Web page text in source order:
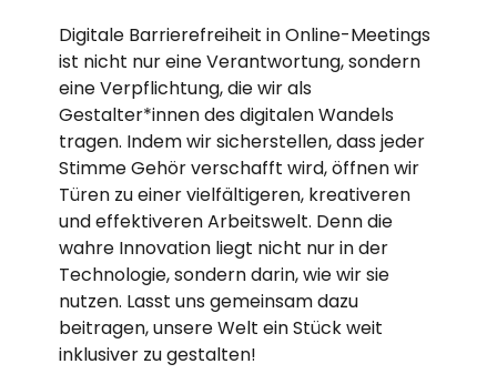
Digitale Barrierefreiheit in Online-Meetings
ist nicht nur eine Verantwortung, sondern
eine Verpflichtung, die wir als
Gestalter*innen des digitalen Wandels
tragen. Indem wir sicherstellen, dass jeder
Stimme Gehör verschafft wird, öffnen wir
Türen zu einer vielfältigeren, kreativeren
und effektiveren Arbeitswelt. Denn die
wahre Innovation liegt nicht nur in der
Technologie, sondern darin, wie wir sie
nutzen. Lasst uns gemeinsam dazu
beitragen,unsere Welt ein Stück weit
inklusiver zu gestalten!